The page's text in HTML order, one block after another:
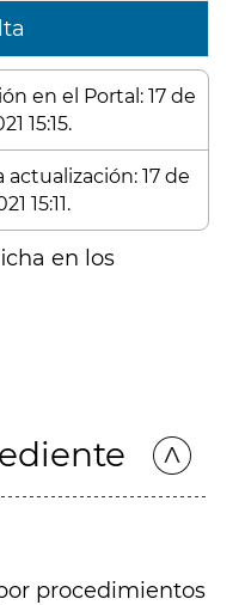
en el Portal: 17 de
15:15.
17 de
15:11.
en los
procedimientos